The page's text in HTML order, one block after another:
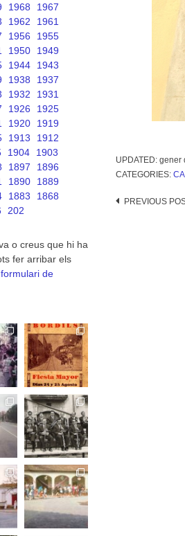
UPDATED: gener
CATEGORIES:
Post
PREVIOUS
1968
1967
1962
1961
1956
1955
1950
1949
1944
1943
1938
1937
1932
1931
1926
1925
1920
1919
1913
1912
1904
1903
1897
1896
1890
1889
1883
1868
202
o creus que hi ha
fer arribar els
de